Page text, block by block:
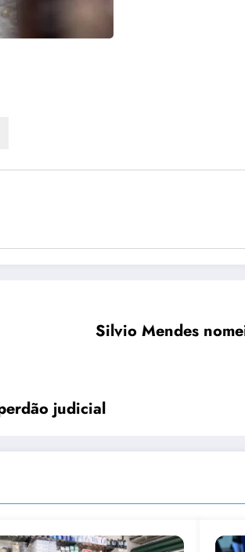
Silvio Mendes
judicial